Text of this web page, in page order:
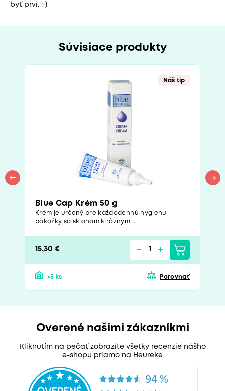
byť prví. :-)
Súvisiace produkty
Náš tip
Blue Cap Krém 50 g
Krém je určený pre každodennú hygienu
pokožky so sklonom k rôznym...
15,30 €
>5 ks Porovnať
Overené našimi zákazníkmi
Kliknutím na pečať zobrazíte všetky recenzie nášho
e-shopu priamo na Heureke